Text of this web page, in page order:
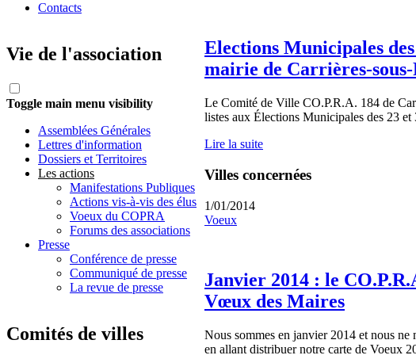
Elections Municipales
mairie de Carrières-
Le Comité de Ville CO.P.R.A. 184 de
listes aux Élections Municipales des 23 et
Lire la suite
Villes concernées
1/01/2014
Voeux
Janvier 2014 : le
Vœux des Maires
Nous sommes en janvier 2014 et nous
en allant distribuer notre carte de Voeux
Contacts
Vie de l'association
Toggle main menu visibility
Assemblées Générales
Lettres d'information
Dossiers et Territoires
Les actions
Manifestations Publiques
Actions vis-à-vis des élus
Voeux du COPRA
Forums des associations
Presse
Conférence de presse
Communiqué de presse
La revue de presse
Comités de villes